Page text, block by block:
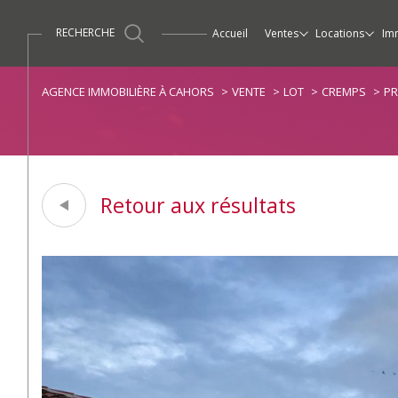
accueil ventes
Maisons / Villas Propriétés /
locations
Maisons / Villas
Ventes
RECHERCHE
AGENCE IMMOBILIÈRE À CAHORS VENTE LOT CREMPS
Retour aux résultats